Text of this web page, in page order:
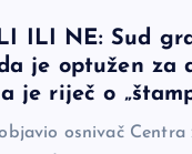
ILI NE: Sud
je optužen za
je riječ o
osnivač